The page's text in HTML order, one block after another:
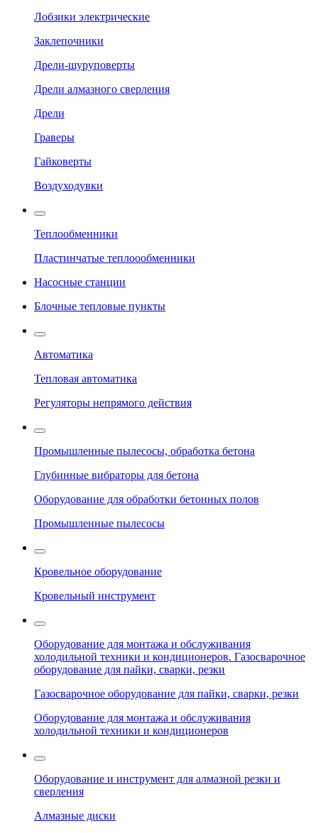
Лобзики электрические
Заклепочники
Дрели-шуруповерты
Дрели алмазного сверления
Дрели
Граверы
Гайковерты
Воздуходувки
Теплообменники
Пластинчатые теплоообменники
Насосные станции
Блочные тепловые пункты
Автоматика
Тепловая автоматика
Регуляторы непрямого действия
Промышленные пылесосы, обработка бетона
Глубинные вибраторы для бетона
Оборудование для обработки бетонных полов
Промышленные пылесосы
Кровельное оборудование
Кровельный инструмент
Оборудование для монтажа и обслуживания
холодильной техники и кондиционеров. Газосварочное
оборудование для пайки, сварки, резки
Газосварочное оборудование для пайки, сварки, резки
Оборудование для монтажа и обслуживания
холодильной техники и кондиционеров
Оборудование и инструмент для алмазной резки и
сверления
Алмазные диски